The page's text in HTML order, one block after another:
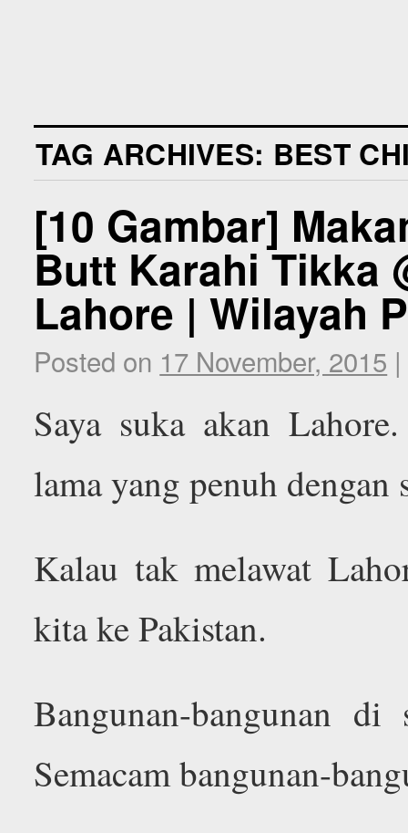
TAG ARCHIVES: BEST
[10 Gambar]
Butt Karahi Tikka
Lahore | Wilayah
Posted on 17 November, 2015 |
Saya suka akan
lama yang penuh dengan
Kalau tak melawat
kita ke Pakistan.
Bangunan-bangunan
Semacam bangunan-